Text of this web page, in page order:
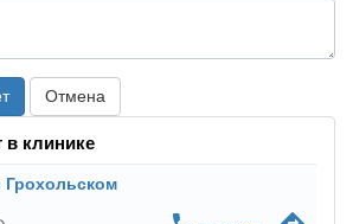
Отмена
в клинике